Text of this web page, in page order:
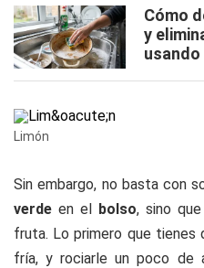
Cómo
y
Limón
Sin embargo, no basta con
verde en el bolso, sino
fruta. Lo primero que tienes
fría, y rociarle un poco de